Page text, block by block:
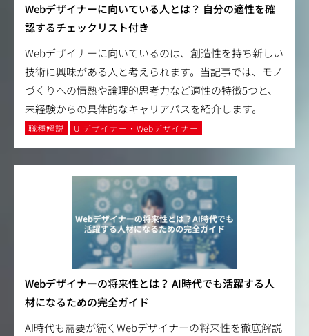
Webデザイナーに向いている人とは？ 自分の適性を確
認するチェックリスト付き
Webデザイナーに向いているのは、創造性を持ち新しい
技術に興味がある人と考えられます。当記事では、モノ
づくりへの情熱や論理的思考力など適性の特徴5つと、
未経験からの具体的なキャリアパスを紹介します。
職種解説 UIデザイナー・Webデザイナー
Webデザイナーの将来性とは？ AI時代でも活躍する人
材になるための完全ガイド
AI時代も需要が続くWebデザイナーの将来性を徹底解説